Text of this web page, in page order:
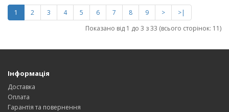
1 2 3 4 5 6 7 8 9 >
>|
Показано від 1 до 3 з 33 (всього сторінок: 11)
Інформація
Доставка
Оплата
Гарантія та повернення